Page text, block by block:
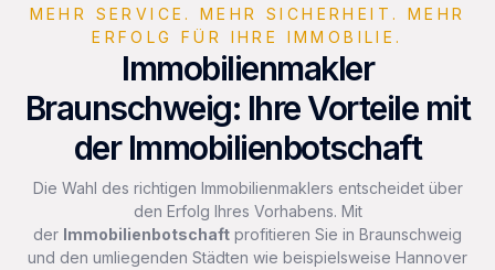
MEHR SERVICE. MEHR SICHERHEIT. MEHR
ERFOLG FÜR IHRE IMMOBILIE.
Immobilienmakler
Braunschweig: Ihre Vorteile mit
der Immobilienbotschaft
Die Wahl des richtigen Immobilienmaklers entscheidet über
den Erfolg Ihres Vorhabens. Mit
der Immobilienbotschaft profitieren Sie in Braunschweig
und den umliegenden Städten wie beispielsweise Hannover